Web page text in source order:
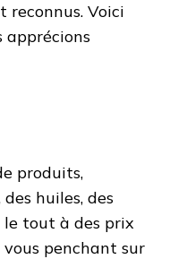
reconnus. Voici
apprécions
produits,
huiles, des
le tout à des prix
penchant sur